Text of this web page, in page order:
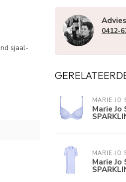
sjaal-
0412-
MARIE JO
Marie Jo
MARIE JO
Marie Jo